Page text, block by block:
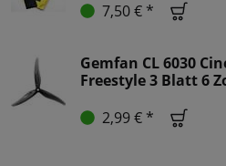
7,50 € *
Gemfan CL 6030
Freestyle 3 Blatt 6
2,99 € *